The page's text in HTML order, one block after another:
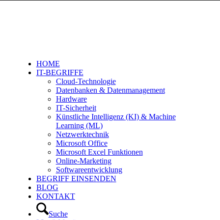
HOME
IT-BEGRIFFE
Cloud-Technologie
Datenbanken & Datenmanagement
Hardware
IT-Sicherheit
Künstliche Intelligenz (KI) & Machine
Learning (ML)
Netzwerktechnik
Microsoft Office
Microsoft Excel Funktionen
Online-Marketing
Softwareentwicklung
BEGRIFF EINSENDEN
BLOG
KONTAKT
Suche